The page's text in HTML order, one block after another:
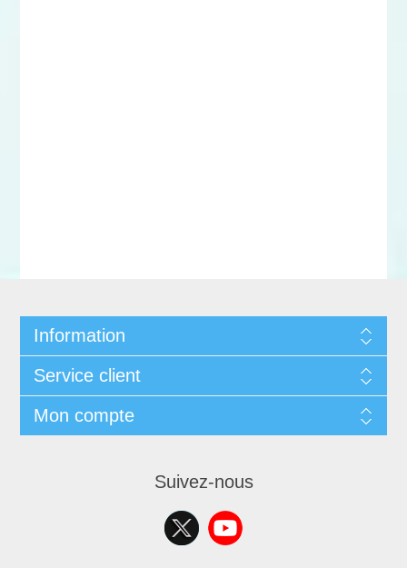
Information
Service client
Mon compte
Suivez-nous